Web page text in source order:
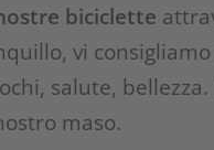
biciclette
vi
salute, bellezza.
maso.